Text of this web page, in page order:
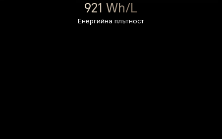
921 Wh/L
Енергийна плътност